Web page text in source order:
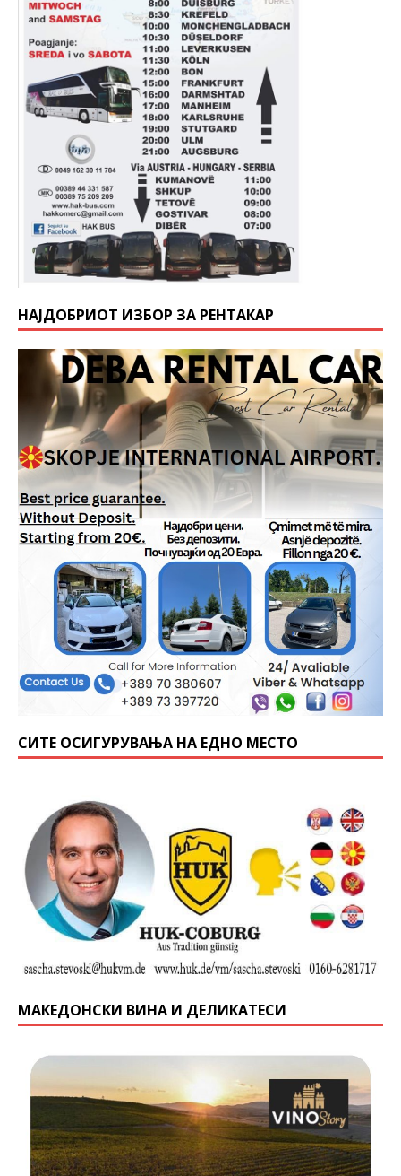
НАЈДОБРИОТ ИЗБОР ЗА РЕНТАКАР
СИТЕ ОСИГУРУВАЊА НА ЕДНО МЕСТО
МАКЕДОНСКИ ВИНА И ДЕЛИКАТЕСИ